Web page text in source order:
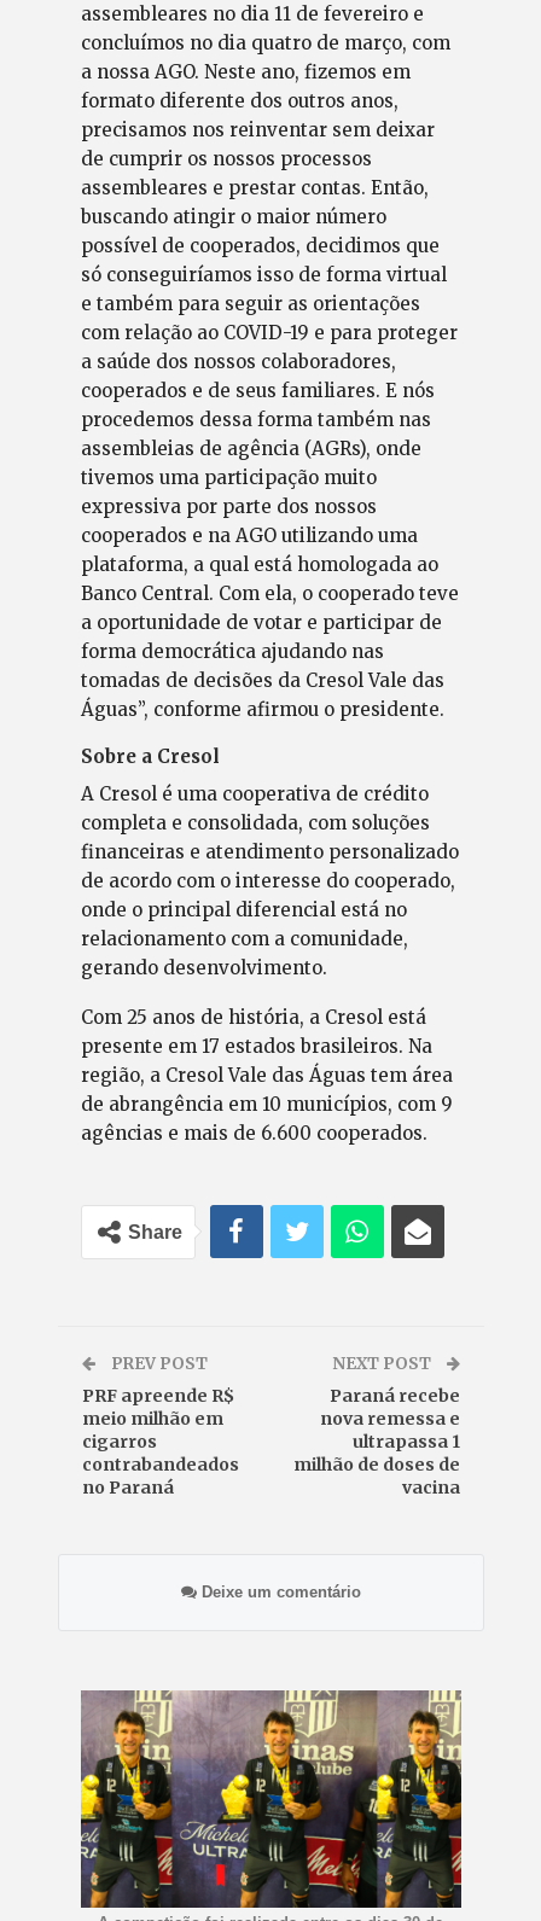
assembleares no dia 11 de fevereiro e
concluímos no dia quatro de março, com
a nossa AGO. Neste ano, fizemos em
formato diferente dos outros anos,
precisamos nos reinventar sem deixar
de cumprir os nossos processos
assembleares e prestar contas. Então,
buscando atingir o maior número
possível de cooperados, decidimos que
só conseguiríamos isso de forma virtual
e também para seguir as orientações
com relação ao COVID-19 e para proteger
a saúde dos nossos colaboradores,
cooperados e de seus familiares. E nós
procedemos dessa forma também nas
assembleias de agência (AGRs), onde
tivemos uma participação muito
expressiva por parte dos nossos
cooperados e na AGO utilizando uma
plataforma, a qual está homologada ao
Banco Central. Com ela, o cooperado teve
a oportunidade de votar e participar de
forma democrática ajudando nas
tomadas de decisões da Cresol Vale das
Águas”, conforme afirmou o presidente.
Sobre a Cresol
A Cresol é uma cooperativa de crédito
completa e consolidada, com soluções
financeiras e atendimento personalizado
de acordo com o interesse do cooperado,
onde o principal diferencial está no
relacionamento com a comunidade,
gerando desenvolvimento.
Com 25 anos de história, a Cresol está
presente em 17 estados brasileiros. Na
região, a Cresol Vale das Águas tem área
de abrangência em 10 municípios, com 9
agências e mais de 6.600 cooperados.
Share
PREV POST
PRF apreende R$
meio milhão em
cigarros
contrabandeados
no Paraná
NEXT POST
Paraná recebe
nova remessa e
ultrapassa 1
milhão de doses de
vacina
Deixe um comentário